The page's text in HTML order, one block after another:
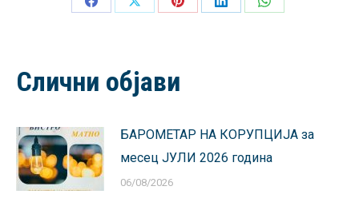
Share
Share
Share
Share
Share
Слични објави
БАРОМЕТАР НА КОРУПЦИЈА за
месец ЈУЛИ 2026 година
06/08/2026